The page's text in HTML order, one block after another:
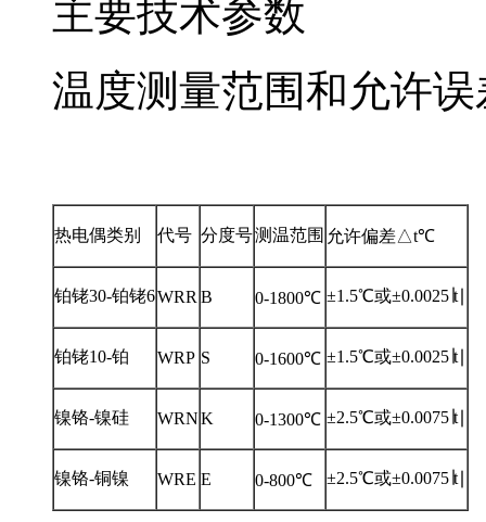
主要技术参数
温度测量范围和允许误
热电偶类别 代号 分度号测温范围 允许偏差△t℃
铂铑30-铂铑6WRR B 0-1800℃ ±1.5℃或±0.0025∣t∣
铂铑10-铂 WRP S 0-1600℃ ±1.5℃或±0.0025∣t∣
镍铬-镍硅 WRNK 0-1300℃ ±2.5℃或±0.0075∣t∣
镍铬-铜镍 WRE E 0-800℃ ±2.5℃或±0.0075∣t∣